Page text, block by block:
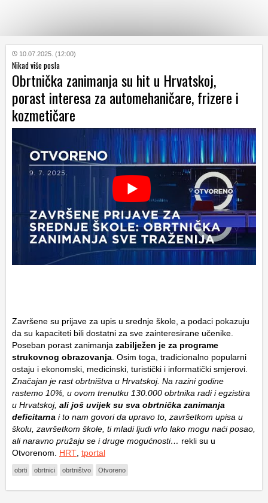
KATEGORIJE
HRVATSKI
WEB
10.07.2025. (12:00)
Nikad više posla
Obrtnička zanimanja su hit u Hrvatskoj,
porast interesa za automehaničare, frizere i
kozmetičare
Završene su prijave za upis u srednje škole, a podaci pokazuju
da su kapaciteti bili dostatni za sve zainteresirane učenike.
Poseban porast zanimanja zabilježen je za programe
strukovnog obrazovanja . Osim toga, tradicionalno popularni
ostaju i ekonomski, medicinski, turistički i informatički smjerovi.
Značajan je rast obrtništva u Hrvatskoj. Na razini godine
rastemo 10%, u ovom trenutku 130.000 obrtnika radi i egzistira
u Hrvatskoj, ali još uvijek su sva obrtnička zanimanja
deficitarna i to nam govori da upravo to, završetkom upisa u
školu, završetkom škole, ti mladi ljudi vrlo lako mogu naći posao,
ali naravno pružaju se i druge mogućnosti… rekli su u
Otvorenom. HRT tportal
obrti obrtnici obrtništvo Otvoreno